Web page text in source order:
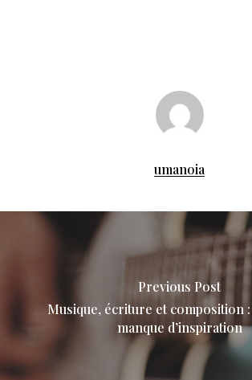
umanoia
Previous Post
Musique, écriture et composition
manque d’inspiration